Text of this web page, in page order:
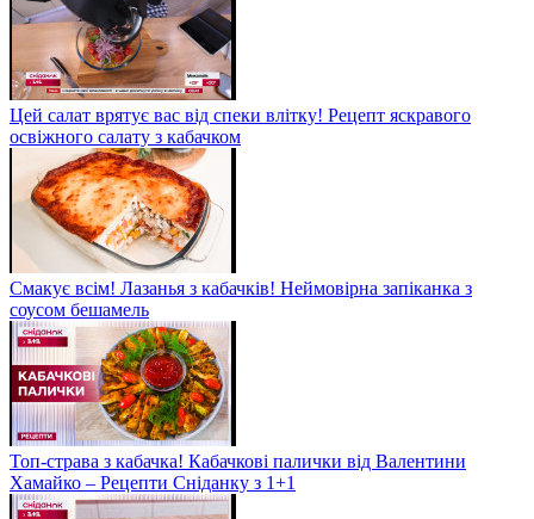
Цей салат врятує вас від спеки влітку! Рецепт яскравого
освіжного салату з кабачком
Смакує всім! Лазанья з кабачків! Неймовірна запіканка з
соусом бешамель
Топ-страва з кабачка! Кабачкові палички від Валентини
Хамайко – Рецепти Сніданку з 1+1